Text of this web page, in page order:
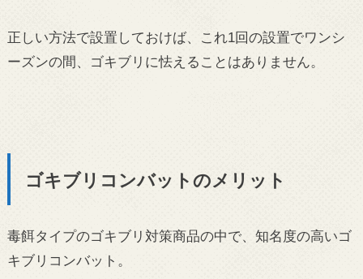
正しい方法で設置しておけば、これ1回の設置でワンシ
ーズンの間、ゴキブリに怯えることはありません。
ゴキブリコンバットのメリット
毒餌タイプのゴキブリ対策商品の中で、知名度の高いゴ
キブリコンバット。